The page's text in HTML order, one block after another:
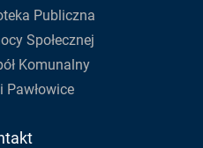
Publiczna
Społecznej
Komunalny
Pawłowice